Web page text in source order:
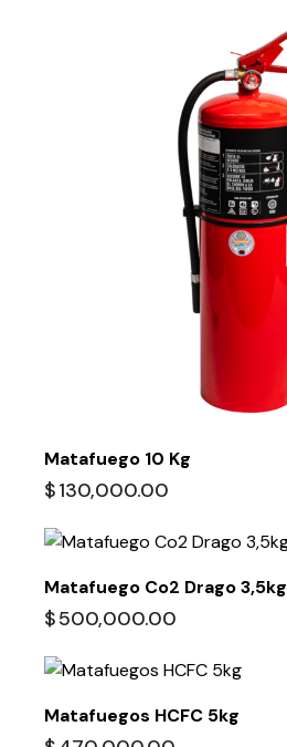
Matafuego 10 Kg
$130,000.00
Matafuego Co2 Drago 3,5kg
$500,000.00
Matafuegos HCFC 5kg